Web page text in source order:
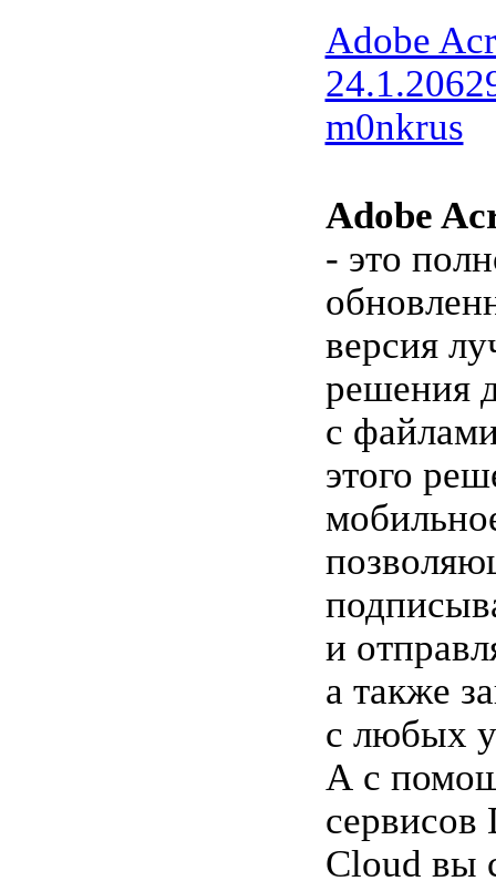
Adobe
m0nkrus
Adobe
- это
версия
решения
с
этого
и
а также
с любых
А с
сервисов
Cloud вы